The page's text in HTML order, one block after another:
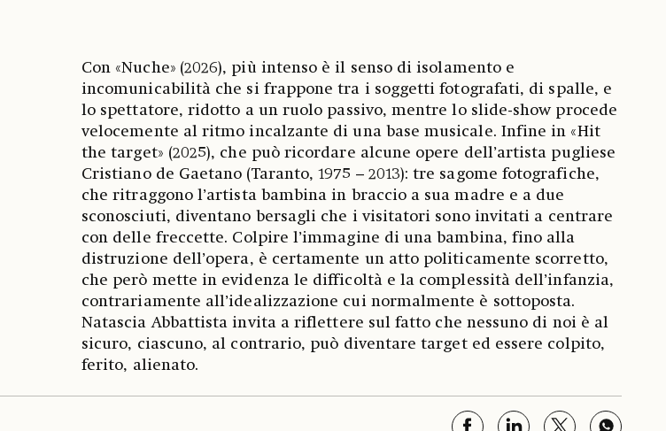
Con «Nuche» (2026), più intenso è il senso di isolamento e
incomunicabilità che si frappone tra i soggetti fotografati, di spalle, e
lo spettatore, ridotto a un ruolo passivo, mentre lo slide-show procede
velocemente al ritmo incalzante di una base musicale. Infine in «Hit
the target» (2025), che può ricordare alcune opere dell’artista pugliese
Cristiano de Gaetano (Taranto, 1975 – 2013): tre sagome fotografiche,
che ritraggono l’artista bambina in braccio a sua madre e a due
sconosciuti, diventano bersagli che i visitatori sono invitati a centrare
con delle freccette. Colpire l’immagine di una bambina, fino alla
distruzione dell’opera, è certamente un atto politicamente scorretto,
che però mette in evidenza le difficoltà e la complessità dell’infanzia,
contrariamente all’idealizzazione cui normalmente è sottoposta.
Natascia Abbattista invita a riflettere sul fatto che nessuno di noi è al
sicuro, ciascuno, al contrario, può diventare target ed essere colpito,
ferito, alienato.